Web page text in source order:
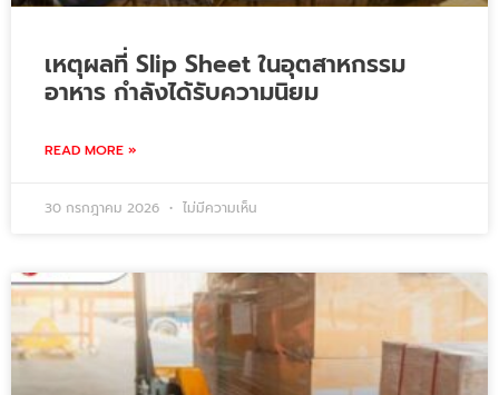
เหตุผลที่ Slip Sheet ในอุตสาหกรรม
อาหาร กำลังได้รับความนิยม
READ MORE »
30 กรกฎาคม 2026 ไม่มีความเห็น